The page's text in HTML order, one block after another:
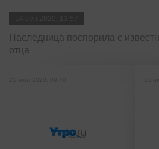
Наследница поспорила с
отца